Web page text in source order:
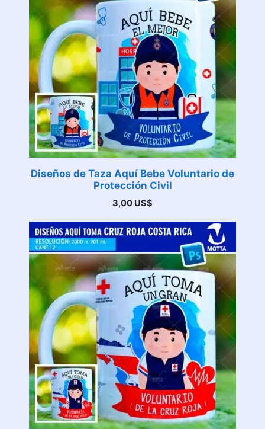
Diseños de Taza Aquí Bebe Voluntario de
Protección Civil
3,00 US$